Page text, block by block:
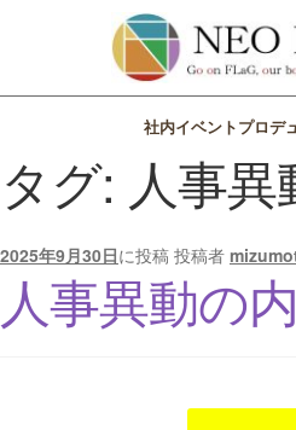
社内イベントプロデ
タグ: 人事異
2025年9月30日に投稿 投稿者
人事異動の